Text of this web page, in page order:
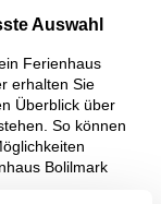
Auswahl
Ferienhaus
erhalten Sie
Überblick über
So können
Bolilmark